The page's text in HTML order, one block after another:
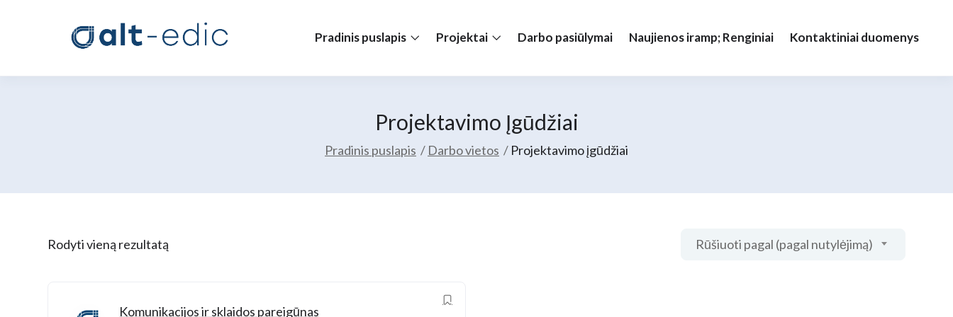
Pradinis puslapis Projektai Darbo pasiūlymai Naujienos iramp; Renginiai Kontaktiniai duomenys
Projektavimo Įgūdžiai
Pradinis puslapis Darbo vietos Projektavimo įgūdžiai
Rodyti vieną rezultatą Rūšiuoti pagal (pagal nutylėjimą)
Komunikacijos ir sklaidos pareigūnas